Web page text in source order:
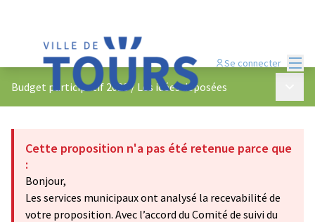
Se connecter
Budget participatif 2023/ Les idées déposées
Cette proposition n'a pas été retenue parce que
:
Bonjour,
Les services municipaux ont analysé la recevabilité de
votre proposition. Avec l’accord du Comité de suivi du